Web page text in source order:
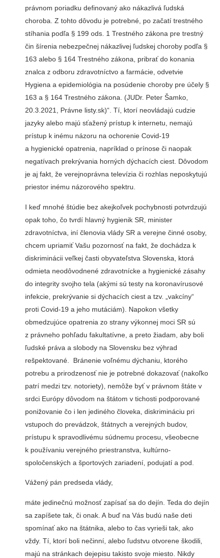
právnom poriadku definovaný ako nákazlivá ľudská
choroba. Z tohto dôvodu je potrebné, po začatí trestného
stíhania podľa § 199 ods. 1 Trestného zákona pre trestný
čin šírenia nebezpečnej nákazlivej ľudskej choroby podľa §
163 alebo § 164 Trestného zákona, pribrať do konania
znalca z odboru zdravotníctvo a farmácie, odvetvie
Hygiena a epidemiológia na posúdenie choroby pre účely §
163 a § 164 Trestného zákona. (JUDr. Peter Šamko,
20.3.2021, Právne listy.sk)“. Tí, ktorí neovládajú cudzie
jazyky alebo majú sťažený prístup k internetu, nemajú
prístup k inému názoru na ochorenie Covid-19
a hygienické opatrenia, napríklad o prínose či naopak
negatívach prekrývania horných dýchacích ciest. Dôvodom
je aj fakt, že verejnoprávna televízia či rozhlas neposkytujú
priestor inému názorového spektru.
I keď mnohé štúdie bez akejkoľvek pochybnosti potvrdzujú
opak toho, čo tvrdí hlavný hygienik SR, minister
zdravotníctva, iní členovia vlády SR a verejne činné osoby,
chcem upriamiť Vašu pozornosť na fakt, že dochádza k
diskriminácii veľkej časti obyvateľstva Slovenska, ktorá
odmieta neodôvodnené zdravotnícke a hygienické zásahy
do integrity svojho tela (akými sú testy na koronavírusové
infekcie, prekrývanie si dýchacích ciest a tzv. „vakcíny“
proti Covid-19 a jeho mutáciám). Napokon všetky
obmedzujúce opatrenia zo strany výkonnej moci SR sú
z právneho pohľadu fakultatívne, a preto žiadam, aby boli
ľudské práva a slobody na Slovensku bez výhrad
rešpektované. Bránenie voľnému dýchaniu, ktorého
potrebu a prirodzenosť nie je potrebné dokazovať (nakoľko
patrí medzi tzv. notoriety), nemôže byť v právnom štáte v
srdci Európy dôvodom na štátom v tichosti podporované
ponižovanie čo i len jediného človeka, diskrimináciu pri
vstupoch do prevádzok, štátnych a verejných budov,
prístupu k spravodlivému súdnemu procesu, všeobecne
k používaniu verejného priestranstva, kultúrno-
spoločenských a športových zariadení, podujatí a pod.
Vážený pán predseda vlády,
máte jedinečnú možnosť zapísať sa do dejín. Teda do dejín
sa zapíšete tak, či onak. A buď na Vás budú naše deti
spomínať ako na štátnika, alebo to čas vyrieši tak, ako
vždy. Tí, ktorí boli nečinní, alebo ľudstvu otvorene škodili,
majú na stránkach dejepisu takisto svoje miesto. Nikdy